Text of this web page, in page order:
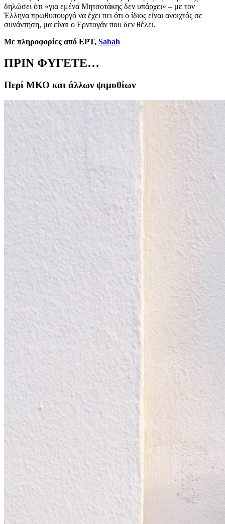
δηλώσει ότι «για εμένα Μητσοτάκης δεν υπάρχει» – με τον
Έλληνα πρωθυπουργό να έχει πει ότι ο ίδιος είναι ανοιχτός σε
συνάντηση, μα είναι ο Ερντογάν που δεν θέλει.
Με πληροφορίες από ΕΡΤ, Sabah
ΠΡΙΝ ΦΥΓΕΤΕ…
Περί ΜΚΟ και άλλων ψιμυθίων